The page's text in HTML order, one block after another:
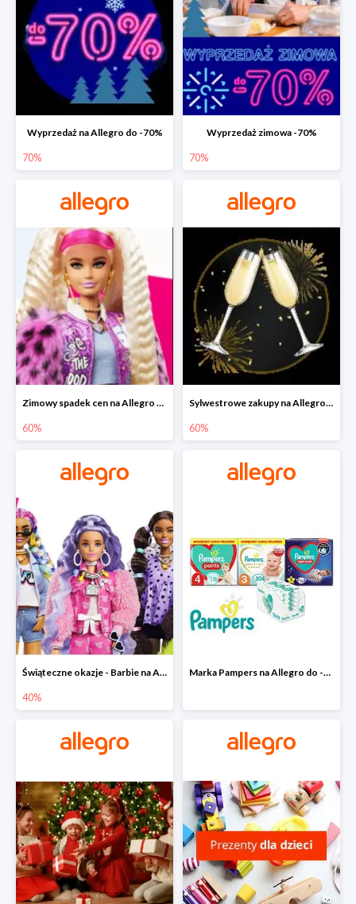
Wyprzedaż na Allegro do -70%
70%
Wyprzedaż zimowa -70%
70%
Zimowy spadek cen na Allegro - lalki Barbie do -60%
60%
Sylwestrowe zakupy na Allegro do -60%
60%
Świąteczne okazje - Barbie na Allegro do -40%
40%
Marka Pampers na Allegro do -35%